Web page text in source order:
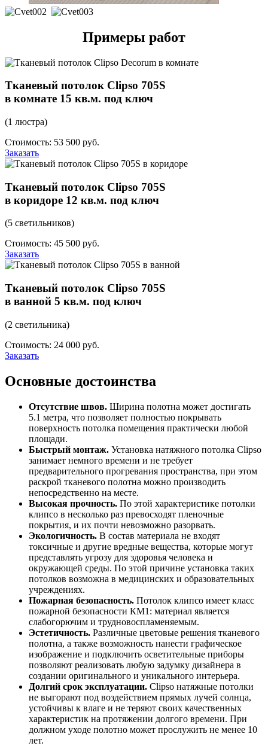
Примеры работ
Тканевый потолок Clipso 705S
в комнате 15 кв.м. под ключ
(1 люстра)
Стоимость: 53 500 руб.
Заказать
Тканевый потолок Clipso 705S
в коридоре 12 кв.м. под ключ
(5 светильников)
Стоимость: 45 500 руб.
Заказать
Тканевый потолок Clipso 705S
в ванной 5 кв.м. под ключ
(2 светильника)
Стоимость: 24 000 руб.
Заказать
Основные достоинства
Отсутствие швов. Ширина полотна может достигать
5.1 метра, что позволяет полностью покрывать
поверхность потолка помещения практически любой
площади.
Быстрый монтаж. Установка натяжного потолка Clipso
занимает немного времени и не требует
предварительного прогревания пространства, при этом
раскрой тканевого полотна можно производить
непосредственно на месте.
Высокая прочность. По этой характеристике потолки
клипсо в несколько раз превосходят пленочные
покрытия, и их почти невозможно разорвать.
Экологичность. В состав материала не входят
токсичные и другие вредные вещества, которые могут
представлять угрозу для здоровья человека и
окружающей среды. По этой причине установка таких
потолков возможна в медицинских и образовательных
учреждениях.
Пожарная безопасность. Потолок клипсо имеет класс
пожарной безопасности КМ1: материал является
слабогорючим и трудновоспламеняемым.
Эстетичность. Различные цветовые решения тканевого
полотна, а также возможность нанести графическое
изображение и подключить осветительные приборы
позволяют реализовать любую задумку дизайнера в
создании оригинального и уникального интерьера.
Долгий срок эксплуатации. Clipso натяжные потолки
не выгорают под воздействием прямых лучей солнца,
устойчивы к влаге и не теряют своих качественных
характеристик на протяжении долгого времени. При
должном уходе полотно может прослужить не менее 10
лет.